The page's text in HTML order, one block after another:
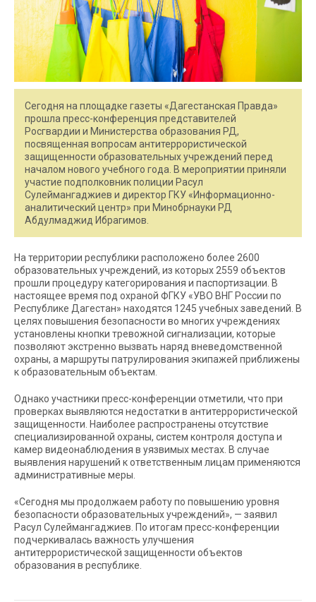
Сегодня на площадке газеты «Дагестанская Правда»
прошла пресс-конференция представителей
Росгвардии и Министерства образования РД,
посвященная вопросам антитеррористической
защищенности образовательных учреждений перед
началом нового учебного года. В мероприятии приняли
участие подполковник полиции Расул
Сулеймангаджиев и директор ГКУ «Информационно-
аналитический центр» при Минобрнауки РД
Абдулмаджид Ибрагимов.
На территории республики расположено более 2600
образовательных учреждений, из которых 2559 объектов
прошли процедуру категорирования и паспортизации. В
настоящее время под охраной ФГКУ «УВО ВНГ России по
Республике Дагестан» находятся 1245 учебных заведений. В
целях повышения безопасности во многих учреждениях
установлены кнопки тревожной сигнализации, которые
позволяют экстренно вызвать наряд вневедомственной
охраны, а маршруты патрулирования экипажей приближены
к образовательным объектам.
Однако участники пресс-конференции отметили, что при
проверках выявляются недостатки в антитеррористической
защищенности. Наиболее распространены отсутствие
специализированной охраны, систем контроля доступа и
камер видеонаблюдения в уязвимых местах. В случае
выявления нарушений к ответственным лицам применяются
административные меры.
«Сегодня мы продолжаем работу по повышению уровня
безопасности образовательных учреждений», — заявил
Расул Сулеймангаджиев. По итогам пресс-конференции
подчеркивалась важность улучшения
антитеррористической защищенности объектов
образования в республике.